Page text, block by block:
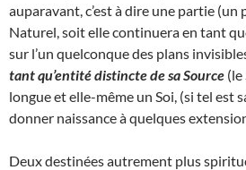
auparavant, c’est à dire une partie (un
Naturel, soit elle continuera en tant
sur l’un quelconque des plans
tant qu’entité distincte de sa Source (le
longue et elle-même un Soi, (si tel est
donner naissance à quelques
Deux destinées autrement plus